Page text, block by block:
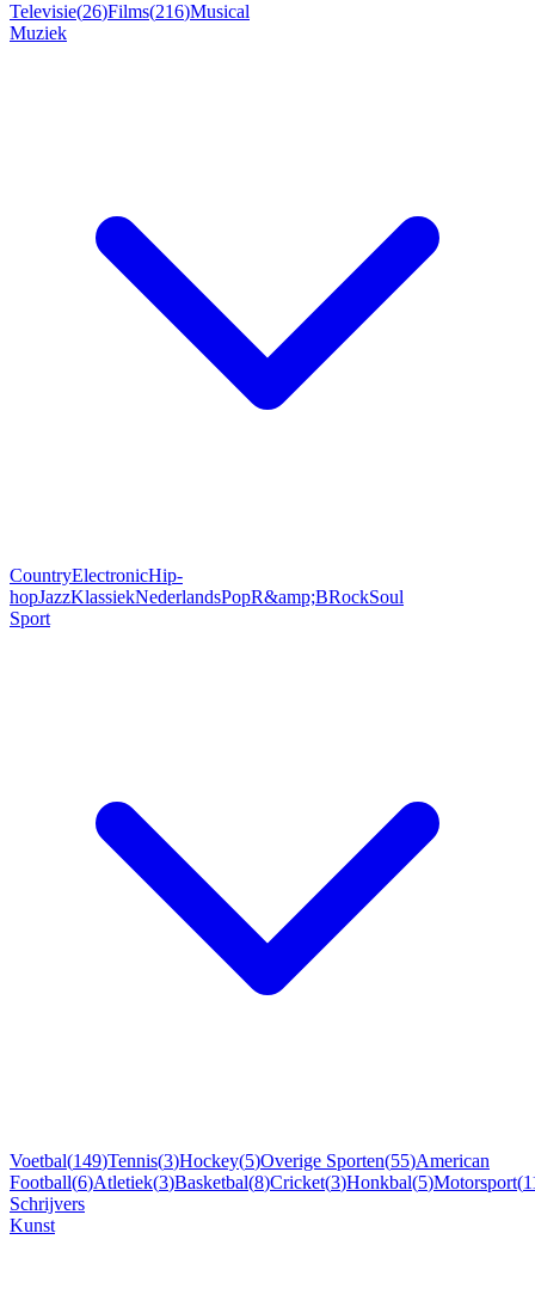
Televisie(26)Films(216)Musical
Muziek
CountryElectronicHip-
hopJazzKlassiekNederlandsPopR&amp;BRockSoul
Sport
Voetbal(149)Tennis(3)Hockey(5)Overige Sporten(55)American
Football(6)Atletiek(3)Basketbal(8)Cricket(3)Honkbal(5)Motorsport(
Schrijvers
Kunst